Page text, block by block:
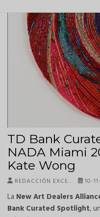
TD Bank
NADA Miami
Kate Wong
REDACCIÓN EXCE… 10-
La New Art Dealers
Bank Curated Spotlight,